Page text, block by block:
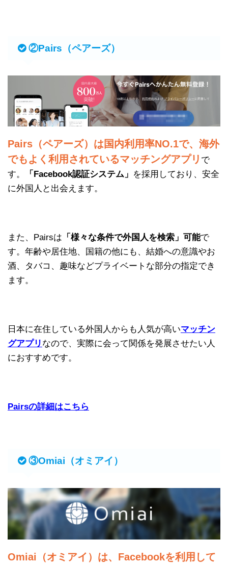
②Pairs（ペアーズ）
Pairs（ペアーズ）は国内利用率NO.1で、海外
でもよく利用されているマッチングアプリ で
す。
「Facebook認証システム」 を採用しており、安全
に外国人と出会えます。
また、Pairsは 「様々な条件で外国人を検索」可能で
す。年齢や居住地、国籍の他にも、結婚への意識やお
酒、タバコ、趣味などプライベートな部分の指定でき
ます。
日本に在住している外国人からも人気が高いマッチン
グアプリ なので、実際に会って関係を発展させたい人
におすすめです。
Pairsの詳細はこちら
③Omiai（オミアイ）
Omiai（オミアイ）は、Facebookを利用して